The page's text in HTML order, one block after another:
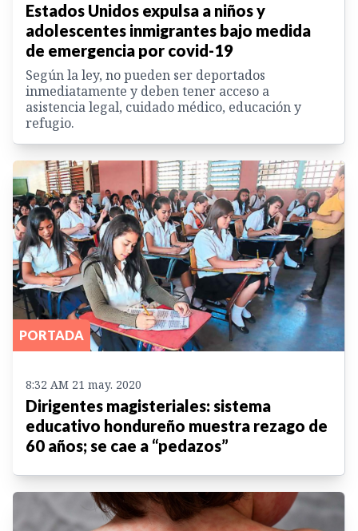
Estados Unidos expulsa a niños y
adolescentes inmigrantes bajo medida
de emergencia por covid-19
Según la ley, no pueden ser deportados
inmediatamente y deben tener acceso a
asistencia legal, cuidado médico, educación y
refugio.
PORTADA
8:32 AM 21 may. 2020
Dirigentes magisteriales: sistema
educativo hondureño muestra rezago de
60 años; se cae a “pedazos”